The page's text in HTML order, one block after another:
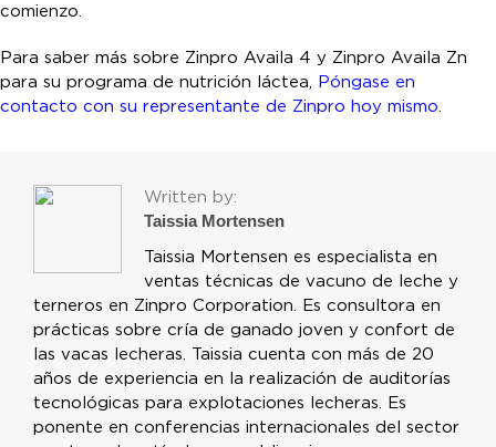
comienzo.
Para saber más sobre Zinpro Availa 4 y Zinpro Availa Zn
para su programa de nutrición láctea, Póngase en
contacto con su representante de Zinpro hoy mismo.
Written by:
Taissia Mortensen
Taissia Mortensen es especialista en
ventas técnicas de vacuno de leche y
terneros en Zinpro Corporation. Es consultora en
prácticas sobre cría de ganado joven y confort de
las vacas lecheras. Taissia cuenta con más de 20
años de experiencia en la realización de auditorías
tecnológicas para explotaciones lecheras. Es
ponente en conferencias internacionales del sector